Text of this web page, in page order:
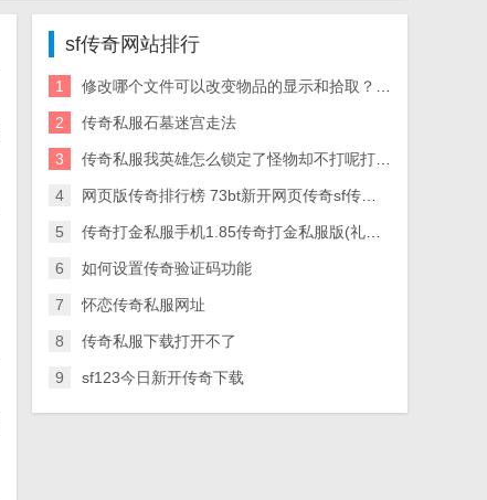
sf传奇网站排行
1 修改哪个文件可以改变物品的显示和拾取？就 – 手机爱问
2 传奇私服石墓迷宫走法
3 传奇私服我英雄怎么锁定了怪物却不打呢打着打 可是就算算我锁定了怪物他为什么也不打呢
4 网页版传奇排行榜 73bt新开网页传奇sf传奇世界
5 传奇打金私服手机1.85传奇打金私服版(礼包码)
6 如何设置传奇验证码功能
7 怀恋传奇私服网址
8 传奇私服下载打开不了
9 sf123今日新开传奇下载